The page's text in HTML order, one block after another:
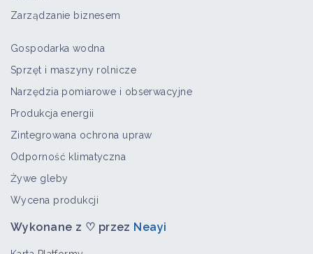
Zarządzanie biznesem
Gospodarka wodna
Sprzęt i maszyny rolnicze
Narzędzia pomiarowe i obserwacyjne
Produkcja energii
Zintegrowana ochrona upraw
Odporność klimatyczna
Żywe gleby
Wycena produkcji
Wykonane z ♡ przez Neayi